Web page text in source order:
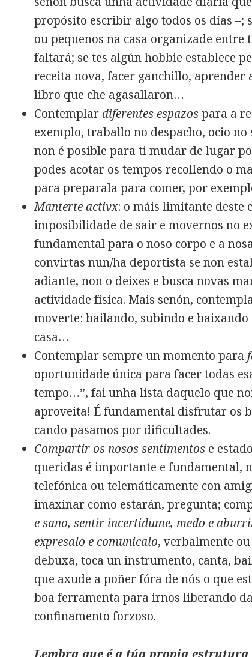
propósito escribir algo todos os días –;
ou pequenos na casa organizade
faltará; se tes algún hobbie establece
receita nova, facer ganchillo,
libro que che agasallaron…
Contemplardiferentes espazospara a
exemplo, traballo no despacho, ocio
non é posible para ti mudar de lugar
podes acotar os tempos recollendo o
para preparala para comer, por
Manterte activx: o máis limitante deste
imposibilidade de sair e movernos no
fundamental para o noso corpo e a
convirtas nun/ha deportista se non
adiante, non o deixes e busca novas
actividade física. Mais senón,
moverte: bailando, subindo e baixando
casa…
Contemplar sempre un momento para
oportunidade única para facer todas
tempo…”, fai unha lista daquelo que
aproveita! É fundamental disfrutar os
cando pasamos por dificultades.
Compartir os nosos sentimentos e
queridas é importante e fundamental,
telefónica ou telemáticamente con
imaxinar como estarán, pregunta;
e sano, sentir incertidume, medo e
expresalo e comunicalo, verbalmente
debuxa, toca un instrumento, canta,
que axude a poñer fóra de nós o que
boa ferramenta para irnos liberando
confinamento forzoso.